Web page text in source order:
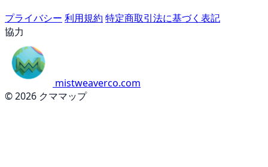
プライバシー 利用規約 特定商取引法に基づく表記
協力
mistweaverco.com
© 2026 クママップ